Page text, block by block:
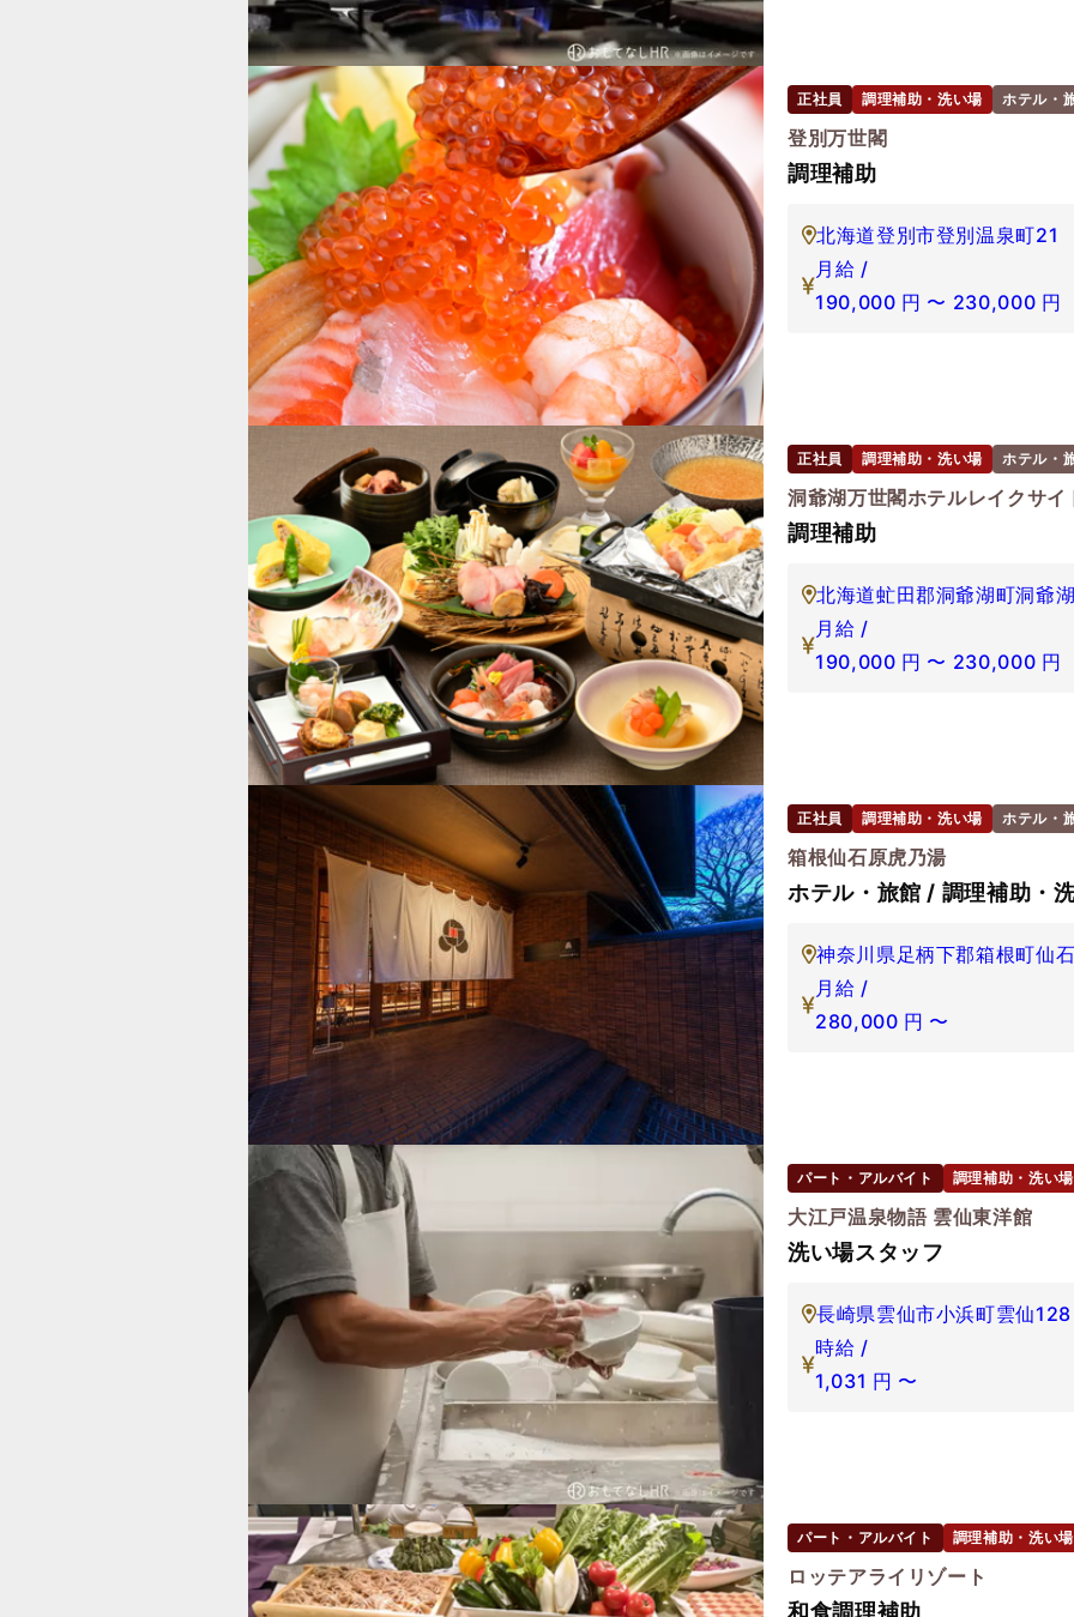
正社員 調理補助・洗い場 ホテル・
登別万世閣
調理補助
北海道登別市登別温泉町21
月給 /
190,000 円 〜 230,000 円
正社員 調理補助・洗い場 ホテル・
洞爺湖万世閣ホテルレイクサイ
調理補助
北海道虻田郡洞爺湖町洞爺
月給 /
190,000 円 〜 230,000 円
正社員 調理補助・洗い場 ホテル・
箱根仙石原虎乃湯
ホテル・旅館 / 調理補助・
神奈川県足柄下郡箱根町仙
月給 /
280,000 円 〜
パート・アルバイト 調理補助・洗い場
大江戸温泉物語 雲仙東洋館
洗い場スタッフ
長崎県雲仙市小浜町雲仙128
時給 /
1,031 円 〜
パート・アルバイト 調理補助・洗い場
ロッテアライリゾート
和食調理補助